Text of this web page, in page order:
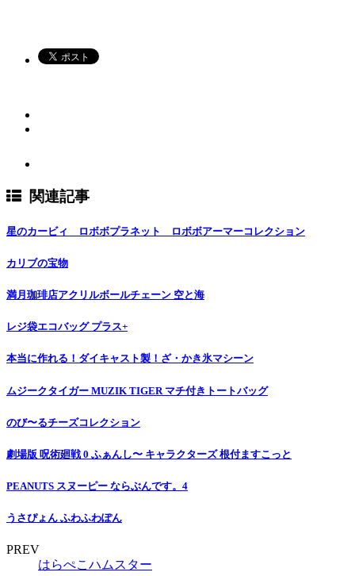
関連記事
星のカービィ ロボボプラネット ロボボアーマーコレクション
カリブの宝物
満月珈琲店アクリルボールチェーン 空と海
レジ袋エコバッグ プラス+
本当に作れる！ダイキャスト製！ざ・かき氷マシーン
ムジークタイガー MUZIK TIGER マチ付きトートバッグ
のび〜るチーズコレクション
劇場版 呪術廻戦 0 ふぁんし〜 キャラクターズ 根付ますこっと
PEANUTS スヌーピー ならぶんです。4
うさぴょん ふわふわぽん
PREV
はらぺこハムスター